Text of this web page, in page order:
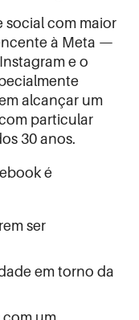
social com maior
à Meta —
e o
alcançar um
particular
30 anos.
é
ser
em torno da